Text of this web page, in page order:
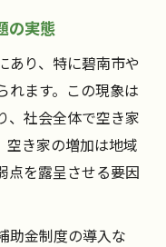
の実態
あり、特に碧南市や
れます。この現象は
、社会全体で空き家
空き家の増加は地域
点を露呈させる要因
助金制度の導入な